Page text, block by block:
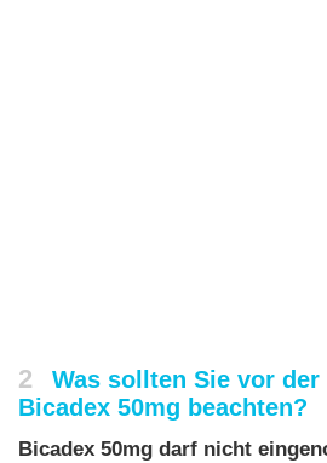
2
Was sollten Sie vor der
Bicadex 50mg beachten?
Bicadex 50mg darf nicht